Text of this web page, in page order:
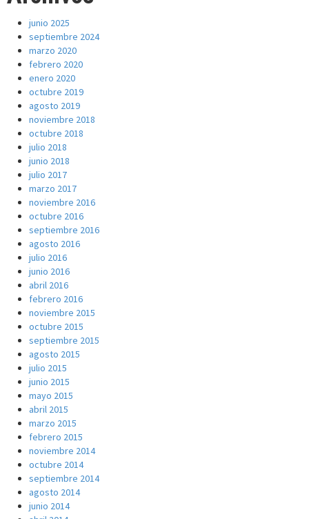
junio 2025
septiembre 2024
marzo 2020
febrero 2020
enero 2020
octubre 2019
agosto 2019
noviembre 2018
octubre 2018
julio 2018
junio 2018
julio 2017
marzo 2017
noviembre 2016
octubre 2016
septiembre 2016
agosto 2016
julio 2016
junio 2016
abril 2016
febrero 2016
noviembre 2015
octubre 2015
septiembre 2015
agosto 2015
julio 2015
junio 2015
mayo 2015
abril 2015
marzo 2015
febrero 2015
noviembre 2014
octubre 2014
septiembre 2014
agosto 2014
junio 2014